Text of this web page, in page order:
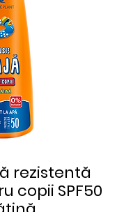
rezistentă
copii SPF50